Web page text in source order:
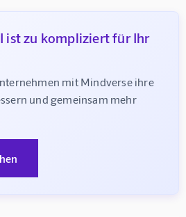
ist zu kompliziert für Ihr
mit Mindverse ihre
und gemeinsam mehr